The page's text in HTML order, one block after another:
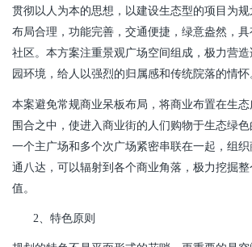
贯彻以人为本的思想，以建设生态型的项目为
布局合理，功能完善，交通便捷，绿意盎然，
社区。本方案注重景观广场空间组成，极力营造
园环境，给人以强烈的归属感和传统院落的情怀
本案避免常规商业呆板布局，将商业布置在生
围合之中，使进入商业街的人们购物于生态绿
一个主广场和多个次广场紧密串联在一起，组
通八达，可以辐射到各个商业角落，极力挖掘
值。
2、特色原则